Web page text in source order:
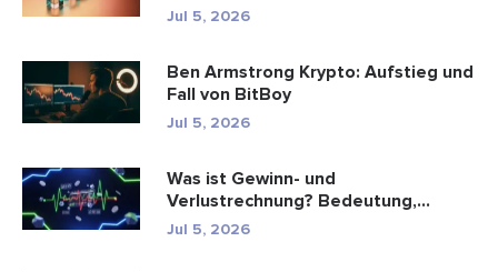
Jul 5, 2026
Ben Armstrong Krypto: Aufstieg und
Fall von BitBoy
Jul 5, 2026
Was ist Gewinn- und
Verlustrechnung? Bedeutung,
Formel und Berechn...
Jul 5, 2026